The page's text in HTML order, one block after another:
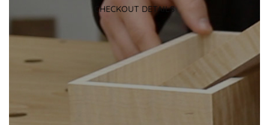
CHECKOUT DETAILS